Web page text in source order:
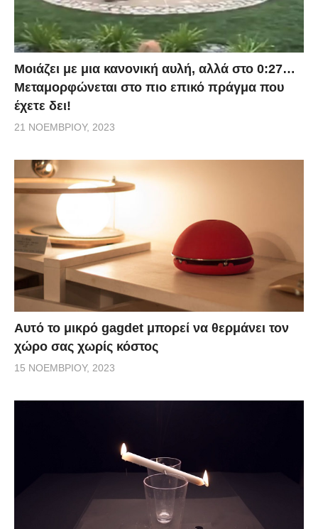
Μοιάζει με μια κανονική αυλή, αλλά στο 0:27…
Μεταμορφώνεται στο πιο επικό πράγμα που
έχετε δει!
21 ΝΟΕΜΒΡΊΟΥ, 2023
Αυτό το μικρό gagdet μπορεί να θερμάνει τον
χώρο σας χωρίς κόστος
15 ΝΟΕΜΒΡΊΟΥ, 2023